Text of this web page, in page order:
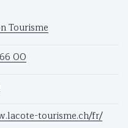
Tourisme
00
tourisme.ch/fr/